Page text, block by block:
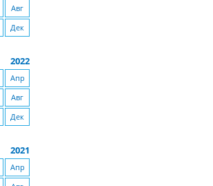
Авг
Дек
2022
Апр
Авг
Дек
2021
Апр